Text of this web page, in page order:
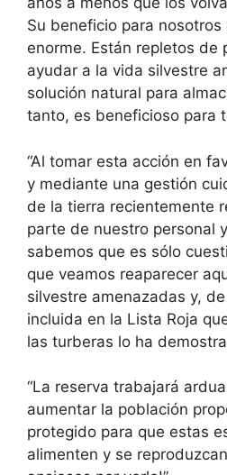
Su beneficio para
enorme. Están repletos de
ayudar a la vida silvestre
solución natural para
tanto, es beneficioso para
“Al tomar esta acción en
y mediante una gestión
de la tierra recientemente
parte de nuestro personal
sabemos que es sólo
que veamos reaparecer
silvestre amenazadas y,
incluida en la Lista Roja
las turberas lo ha
“La reserva trabajará
aumentar la población
protegido para que estas
alimenten y se